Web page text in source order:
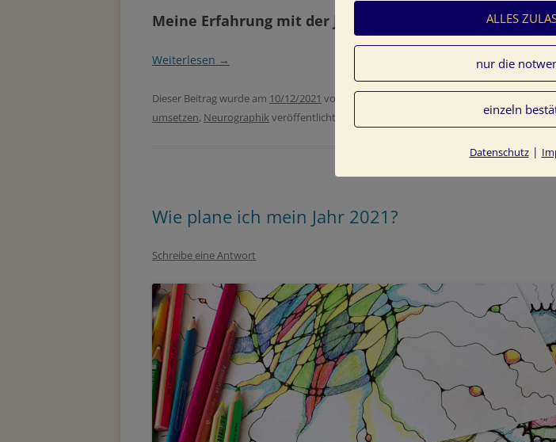
Meine Erfahrung mit der Jahresplanung
Weiterlesen →
Dieser Beitrag wurde am 10/12/2021 von Farbenergie Tine Kocourek
umsetzen, Neurographik veröffentlicht. Schlagworte: Jahresrückblick,
Wie plane ich mein Jahr 2021?
Schreibe eine Antwort
ALLES
nur die
einzeln
Datenschutz|